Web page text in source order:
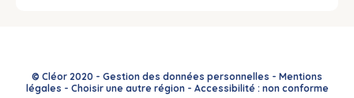
© Cléor 2020 - Gestion des données personnelles - Mentions
légales - Choisir une autre région- Accessibilité : non conforme